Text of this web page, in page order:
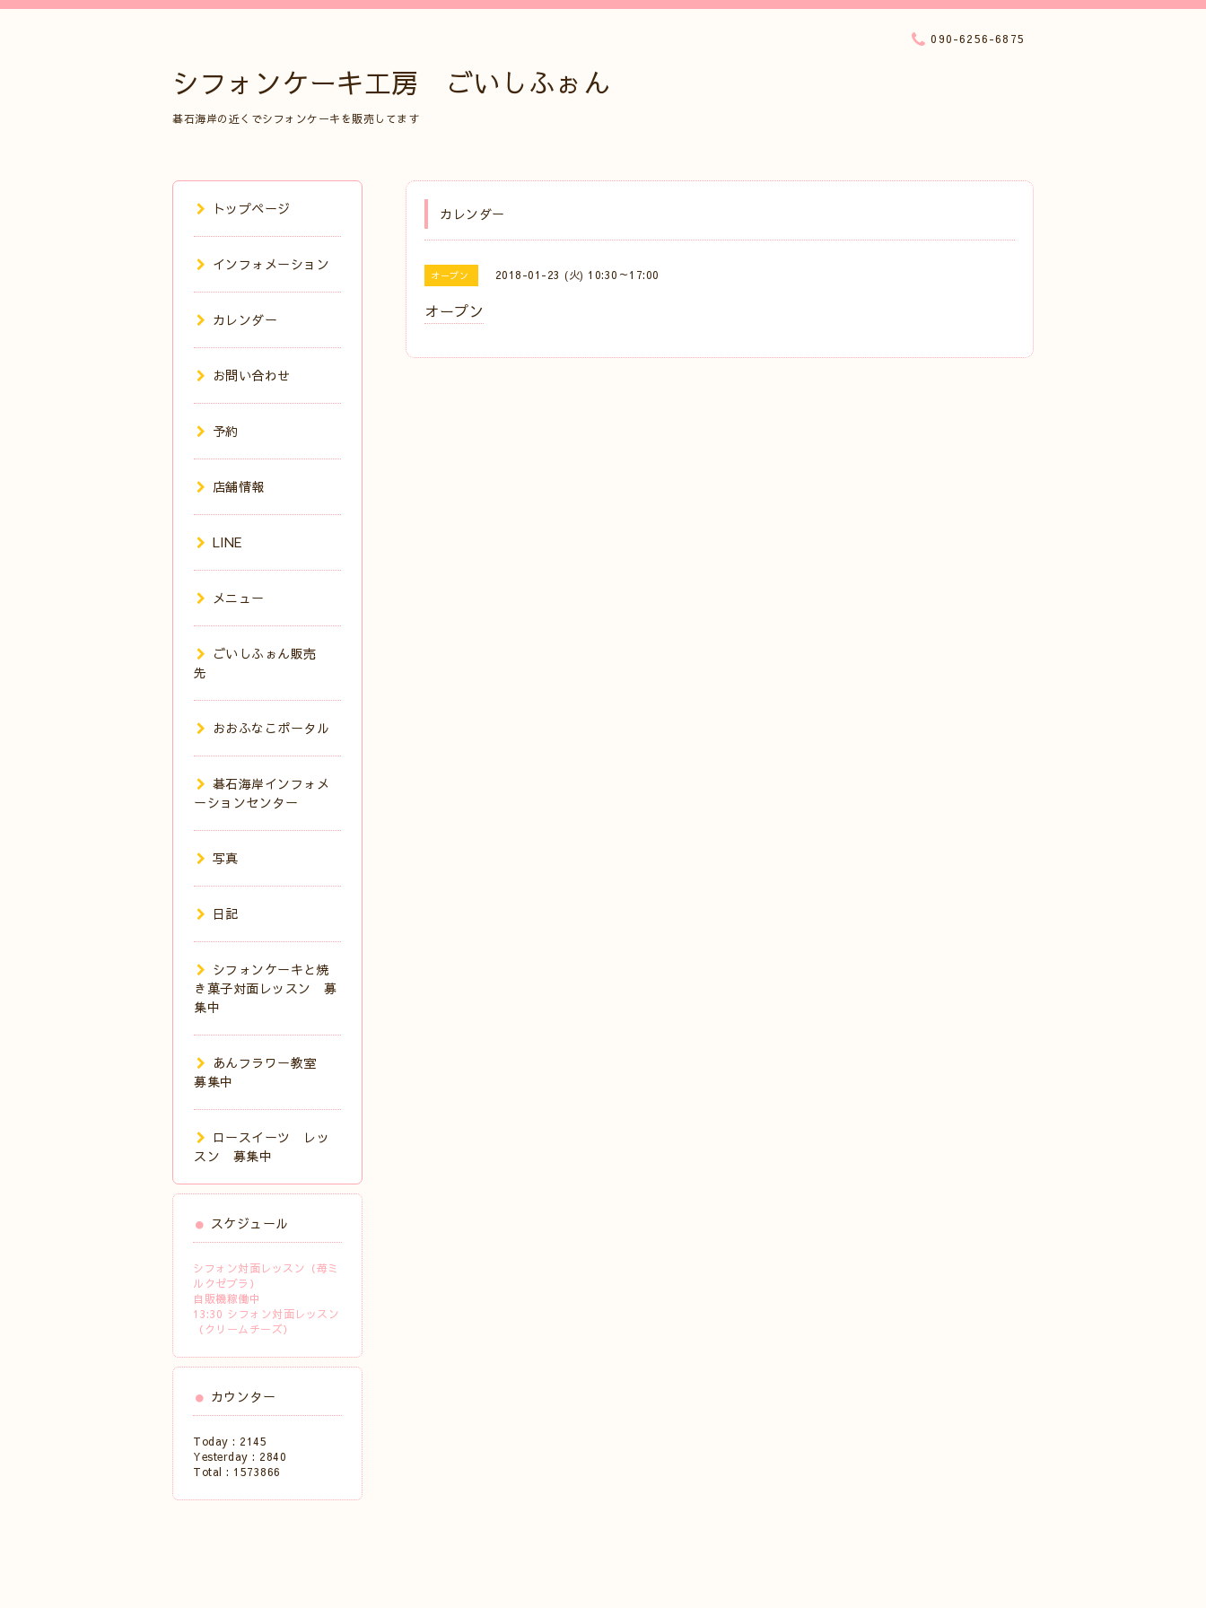
シフォンケーキ工房 ごいしふぉん
碁石海岸の近くでシフォンケーキを販売してます
090-6256-6875
カレンダー
オープン 2018-01-23 (火) 10:30～17:00
オープン
トップページ
インフォメーション
カレンダー
お問い合わせ
予約
店舗情報
LINE
メニュー
ごいしふぉん販売
先
おおふなこポータル
碁石海岸インフォメ
ーションセンター
写真
日記
シフォンケーキと焼
き菓子対面レッスン 募
集中
あんフラワー教室
募集中
ロースイーツ レッ
スン 募集中
スケジュール
シフォン対面レッスン（苺ミ
ルクゼブラ）
自販機稼働中
13:30 シフォン対面レッスン
（クリームチーズ）
カウンター
Today : 2145
Yesterday : 2840
Total : 1573866